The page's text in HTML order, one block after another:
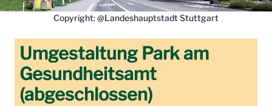
Copyright: @Landeshauptstadt Stuttgart
Umgestaltung Park am
Gesundheitsamt
(abgeschlossen)